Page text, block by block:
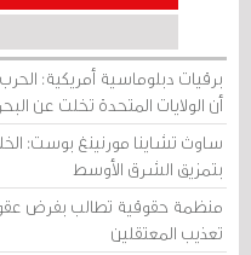
برقيات دبلوماسية أمريكية:
أن الولايات المتحدة تخلت عن
ساوث تشاينا مورنينغ بوست:
بتمزيق الشرق الأوسط
منظمة حقوقية تطالب بفرض
تعذيب المعتقلين